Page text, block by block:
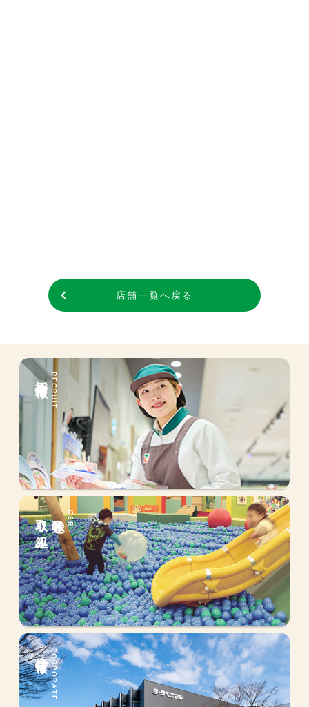
店舗一覧へ戻る
RECRUIT
採用情報
CSR
私達の
取り組み
CORPORATE
会社情報